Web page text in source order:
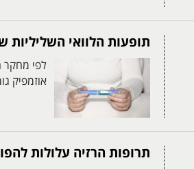
תופעות הלוואי השליליות
לפי מחקר
אוזמפיק
תרופות הרזיה עלולות